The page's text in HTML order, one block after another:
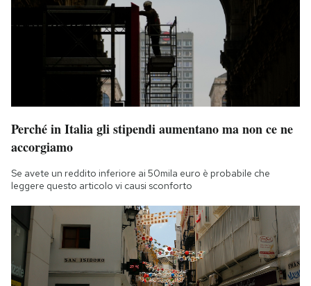
Perché in Italia gli stipendi aumentano ma non ce ne
accorgiamo
Se avete un reddito inferiore ai 50mila euro è probabile che
leggere questo articolo vi causi sconforto